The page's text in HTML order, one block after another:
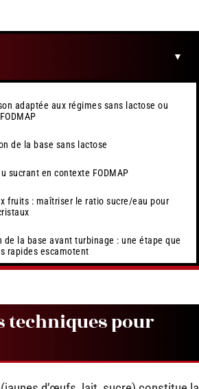
adaptée aux régimes sans lactose ou
de la base sans lactose
sucrant en contexte FODMAP
fruits : maîtriser le ratio sucre/eau pour
de la base avant turbinage : une étape que
rapides escamotent
techniques pour